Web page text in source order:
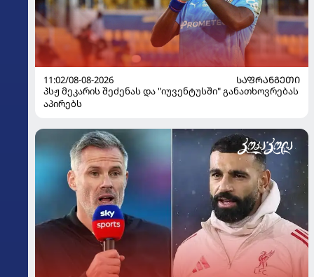
11:02/08-08-2026
ᲡᲐᲤᲠᲐᲜᲒᲔᲗᲘ
პსჟ მეკარის შეძენას და "იუვენტუსში" განათხოვრებას
აპირებს